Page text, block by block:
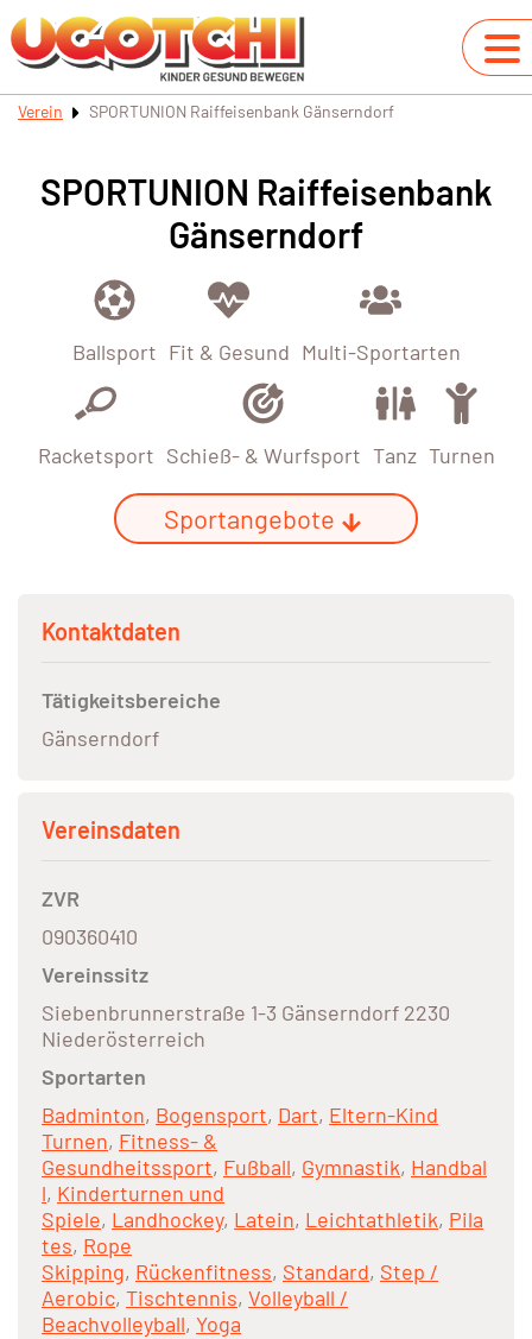
Verein SPORTUNION Raiffeisenbank Gänserndorf
SPORTUNION Raiffeisenbank
Gänserndorf
Ballsport Fit & Gesund Multi-Sportarten
Racketsport Schieß- & Wurfsport Tanz Turnen
Sportangebote
Kontaktdaten
Tätigkeitsbereiche
Gänserndorf
Vereinsdaten
ZVR
090360410
Vereinssitz
Siebenbrunnerstraße 1-3 Gänserndorf 2230
Niederösterreich
Sportarten
Badminton, Bogensport, Dart, Eltern-Kind
Turnen, Fitness- &
Gesundheitssport, Fußball, Gymnastik, Handbal
l, Kinderturnen und
Spiele, Landhockey, Latein, Leichtathletik, Pila
tes, Rope
Skipping, Rückenfitness, Standard, Step /
Aerobic, Tischtennis, Volleyball /
Beachvolleyball, Yoga